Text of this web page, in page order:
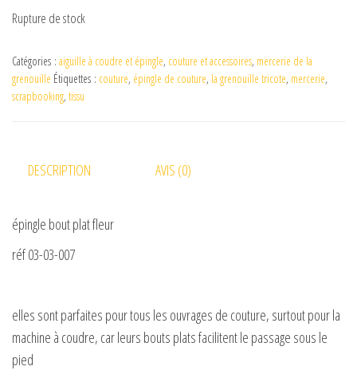
Rupture de stock
Catégories : aiguille à coudre et épingle, couture et accessoires, mercerie de la
grenouille Étiquettes : couture, épingle de couture, la grenouille tricote, mercerie,
scrapbooking, tissu
DESCRIPTION AVIS (0)
épingle bout plat fleur
réf 03-03-007
elles sont parfaites pour tous les ouvrages de couture, surtout pour la
machine à coudre, car leurs bouts plats facilitent le passage sous le
pied